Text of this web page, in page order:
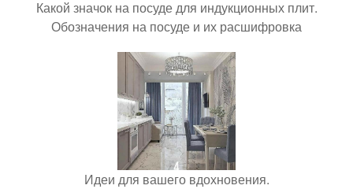
Какой значок на посуде для индукционных плит.
Обозначения на посуде и их расшифровка
Идеи для вашего вдохновения.